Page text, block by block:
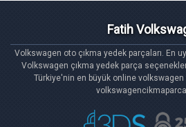
Fatih
Volkswagen oto çıkma yedek parçaları. En
Volkswagen çıkma yedek parça
Türkiye'nin en büyük online